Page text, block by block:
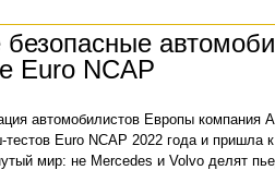
Euro NCAP
автомобилистов Европы компания
Euro NCAP 2022 года и пришла к
мир: не Mercedes и Volvo делят